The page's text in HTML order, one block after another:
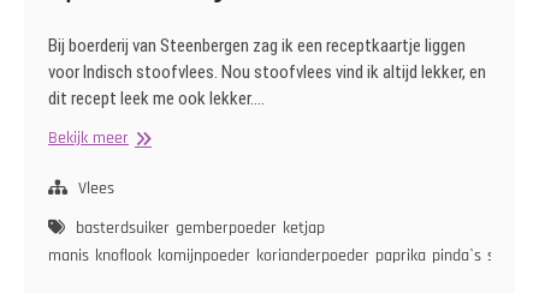
Bij boerderij van Steenbergen zag ik een receptkaartje liggen
voor Indisch stoofvlees. Nou stoofvlees vind ik altijd lekker, en
dit recept leek me ook lekker.…
Bekijk meerIndisch
en
Sperzieboontjes
Vlees
basterdsuiker gemberpoeder ketjap
manis knoflook komijnpoeder korianderpoeder paprika pinda`s sambal